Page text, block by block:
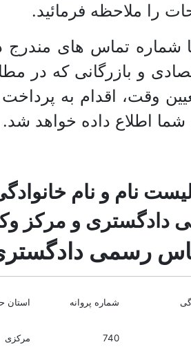
را ملاحظه فرمائید.
شماره تماس های
و بازرگانی که در
وقت، اقدام به
اطلاع داده خواهد شد.
نام و نام
دادگستری و مرکز
رسمی دادگستری
شماره پروانه استان
740 مرکزی